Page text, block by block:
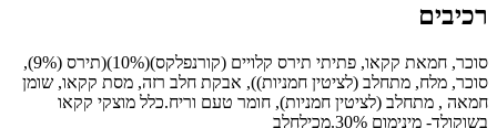
רכיבים
סוכר, חמאת קקאו, פתיתי תירס קלויים (קורנפלקס)(10%)(תירס (9%),
סוכר, מלח, מתחלב (לציטין חמניות)), אבקת חלב רזה, מסת קקאו, שומן
חמאה , מתחלב (לציטין חמניות), חומר טעם וריח.כלל מוצקי קקאו
בשוקולד- מינימום 30%.מכילחלב